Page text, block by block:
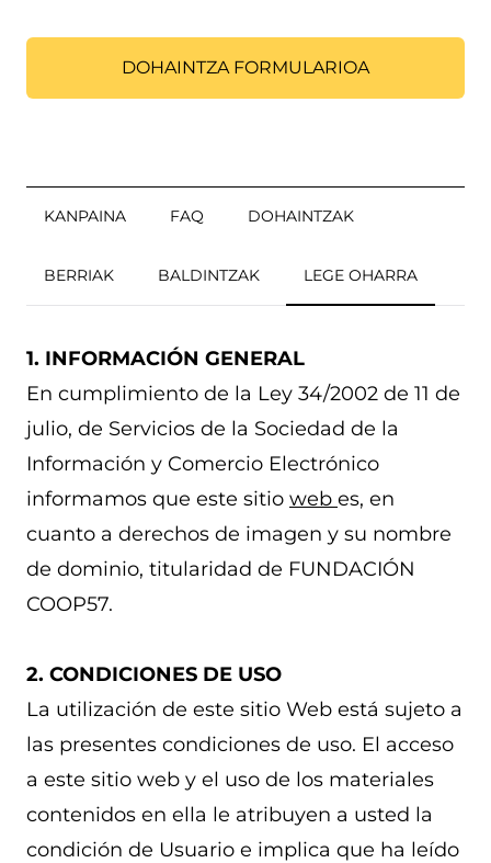
DOHAINTZA FORMULARIOA
KANPAINA FAQ DOHAINTZAK
BERRIAK BALDINTZAK LEGE OHARRA
1. INFORMACIÓN GENERAL
En cumplimiento de la Ley 34/2002 de 11 de
julio, de Servicios de la Sociedad de la
Información y Comercio Electrónico
informamos que este sitio web es, en
cuanto a derechos de imagen y su nombre
de dominio, titularidad de FUNDACIÓN
COOP57.
2. CONDICIONES DE USO
La utilización de este sitio Web está sujeto a
las presentes condiciones de uso. El acceso
a este sitio web y el uso de los materiales
contenidos en ella le atribuyen a usted la
condición de Usuario e implica que ha leído